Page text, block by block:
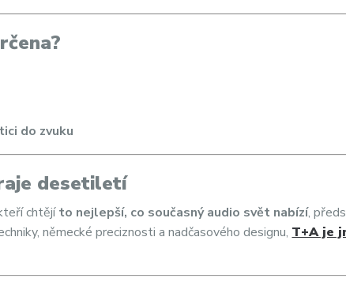
do zvuku
desetiletí
chtějíto nejlepší, co současný audio svět nabízí,
německé preciznosti a nadčasového designu, T+A je